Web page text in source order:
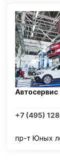
+7 (495)
пр-т Юных